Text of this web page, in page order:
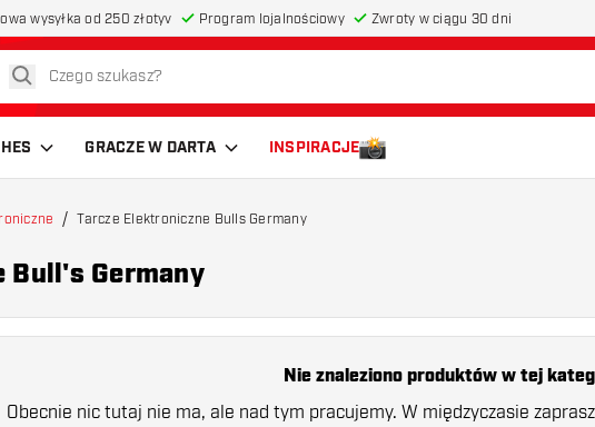
wysyłka od 250 złotyv Program lojalnościowy Zwroty w ciągu 30 dni
szukaj
GRACZE W DARTA INSPIRACJE
Tarcze Elektroniczne Bulls Germany
Bull's Germany
Nie znaleziono produktów w tej
Obecnie nic tutaj nie ma, ale nad tym pracujemy. W międzyczasie